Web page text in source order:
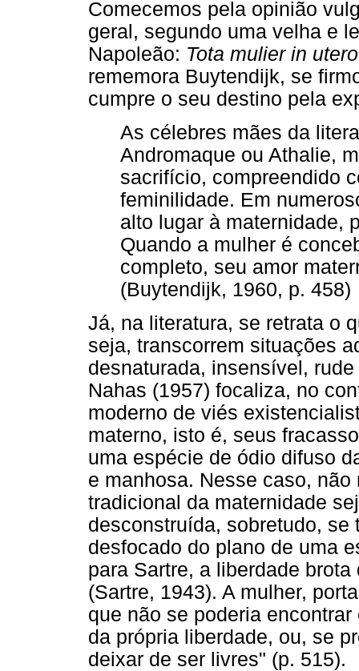
Comecemos pela opinião
geral, segundo uma velha e
Napoleão: Tota mulier in utero
rememora Buytendijk, se
cumpre o seu destino pela
As célebres mães da
Andromaque ou Athalie,
sacrifício, compreendido
feminilidade. Em
alto lugar à maternidade,
Quando a mulher é
completo, seu amor
(Buytendijk, 1960, p. 458)
Já, na literatura, se retrata o
seja, transcorrem situações
desnaturada, insensível,
Nahas (1957) focaliza, no
moderno de viés
materno, isto é, seus
uma espécie de ódio difuso
e manhosa. Nesse caso,
tradicional da maternidade
desconstruída, sobretudo,
desfocado do plano de uma
para Sartre, a liberdade
(Sartre, 1943). A mulher,
que não se poderia
da própria liberdade, ou, se
deixar de ser livres" (p. 515).